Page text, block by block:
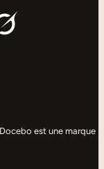
est une marque